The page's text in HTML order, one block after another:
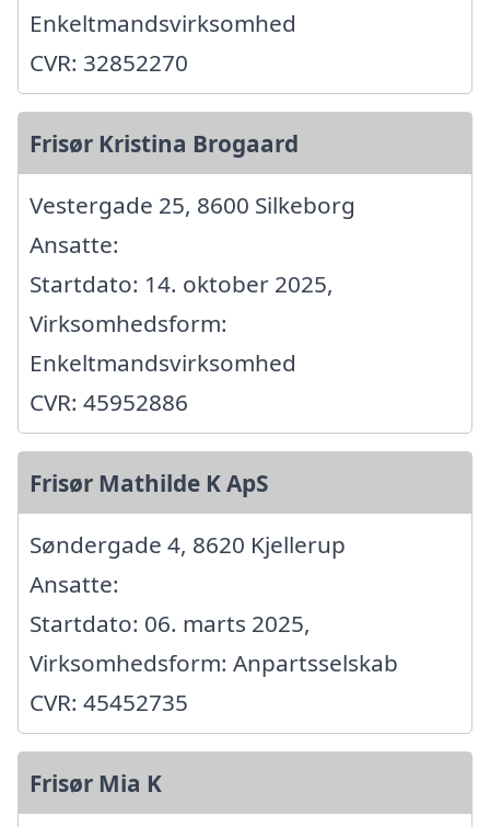
Enkeltmandsvirksomhed
CVR: 32852270
Frisør Kristina Brogaard
Vestergade 25, 8600 Silkeborg
Ansatte:
Startdato: 14. oktober 2025,
Virksomhedsform:
Enkeltmandsvirksomhed
CVR: 45952886
Frisør Mathilde K ApS
Søndergade 4, 8620 Kjellerup
Ansatte:
Startdato: 06. marts 2025,
Virksomhedsform: Anpartsselskab
CVR: 45452735
Frisør Mia K